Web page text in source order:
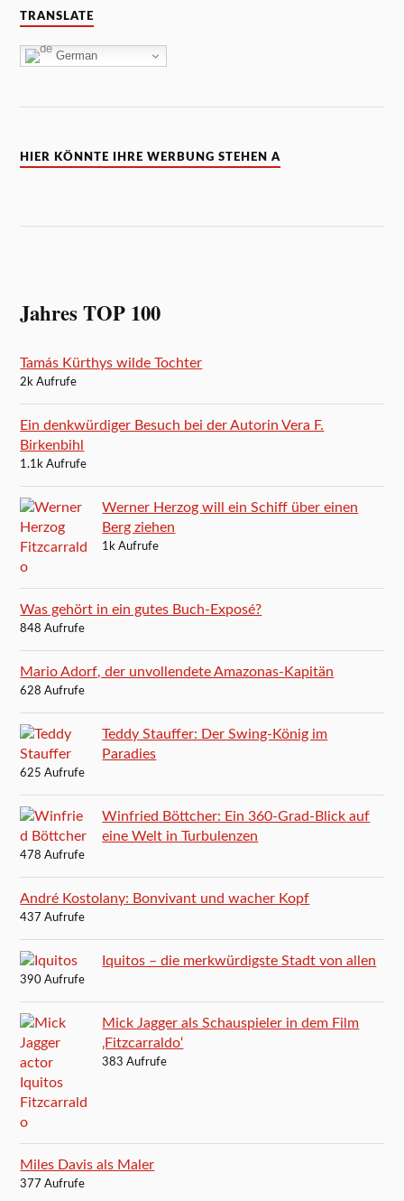
TRANSLATE
German
HIER KÖNNTE IHRE WERBUNG STEHEN A
Jahres TOP 100
Tamás Kürthys wilde Tochter
2k Aufrufe
Ein denkwürdiger Besuch bei der Autorin Vera F.
Birkenbihl
1.1k Aufrufe
Werner Herzog will ein Schiff über einen
Berg ziehen
1k Aufrufe
Was gehört in ein gutes Buch-Exposé?
848 Aufrufe
Mario Adorf, der unvollendete Amazonas-Kapitän
628 Aufrufe
Teddy Stauffer: Der Swing-König im
Paradies
625 Aufrufe
Winfried Böttcher: Ein 360-Grad-Blick auf
eine Welt in Turbulenzen
478 Aufrufe
André Kostolany: Bonvivant und wacher Kopf
437 Aufrufe
Iquitos – die merkwürdigste Stadt von allen
390 Aufrufe
Mick Jagger als Schauspieler in dem Film
‚Fitzcarraldo‘
383 Aufrufe
Miles Davis als Maler
377 Aufrufe